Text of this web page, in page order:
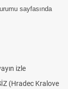
sayfasında
izle
(Hradec Kralove